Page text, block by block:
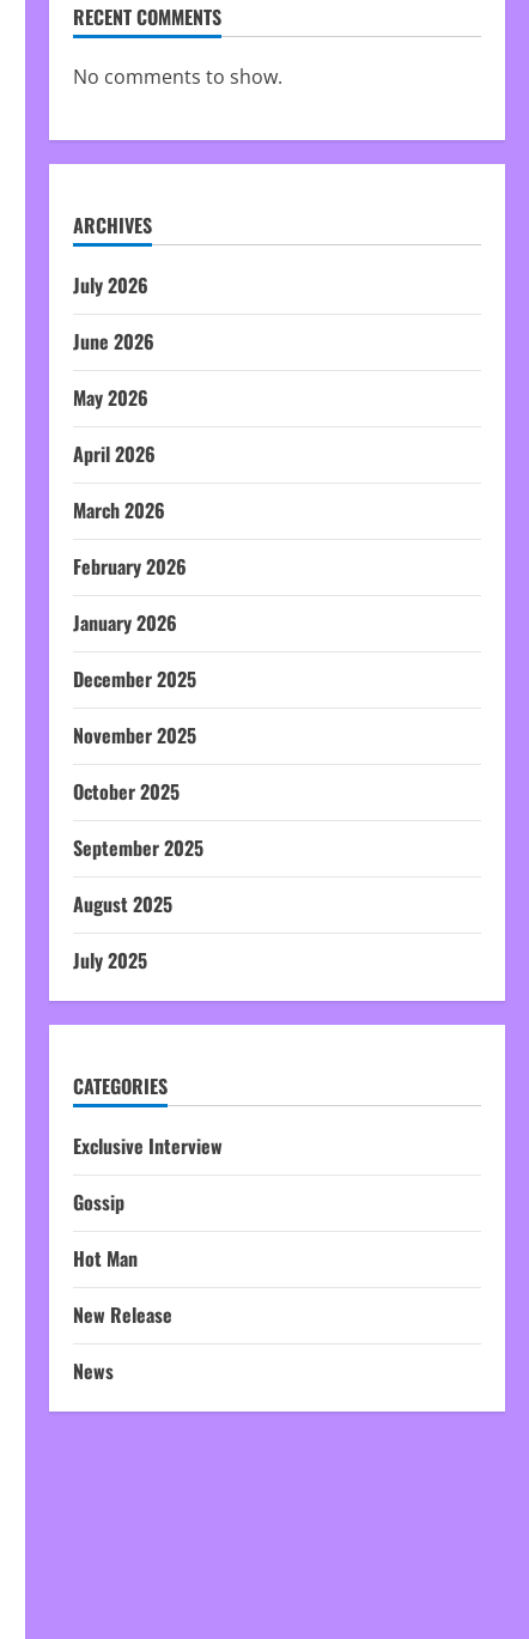
RECENT COMMENTS
No comments to show.
ARCHIVES
July 2026
June 2026
May 2026
April 2026
March 2026
February 2026
January 2026
December 2025
November 2025
October 2025
September 2025
August 2025
July 2025
CATEGORIES
Exclusive Interview
Gossip
Hot Man
New Release
News